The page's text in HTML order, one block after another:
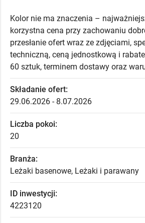
Kolor nie ma znaczenia –
korzystna cena przy zachowaniu
przesłanie ofert wraz ze zdjęciami,
techniczną, ceną jednostkową i
60 sztuk, terminem dostawy oraz
Składanie ofert:
29.06.2026 - 8.07.2026
Liczba pokoi:
20
Branża:
Leżaki basenowe, Leżaki i parawany
ID inwestycji:
4223120